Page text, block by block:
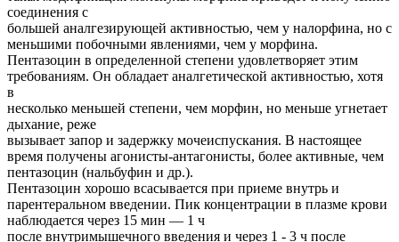
соединения с
большей аналгезирующей активностью, чем у налорфина, но с
меньшими побочными явлениями, чем у морфина.
Пентазоцин в определенной степени удовлетворяет этим
требованиям. Он обладает аналгетической активностью, хотя
в
несколько меньшей степени, чем морфин, но меньше угнетает
дыхание, реже
вызывает запор и задержку мочеиспускания. В настоящее
время получены агонисты-антагонисты, более активные, чем
пентазоцин (нальбуфин и др.).
Пентазоцин хорошо всасывается при приеме внутрь и
парентеральном введении. Пик концентрации в плазме крови
наблюдается через 15 мин — 1 ч
после внутримышечного введения и через 1 - 3 ч после